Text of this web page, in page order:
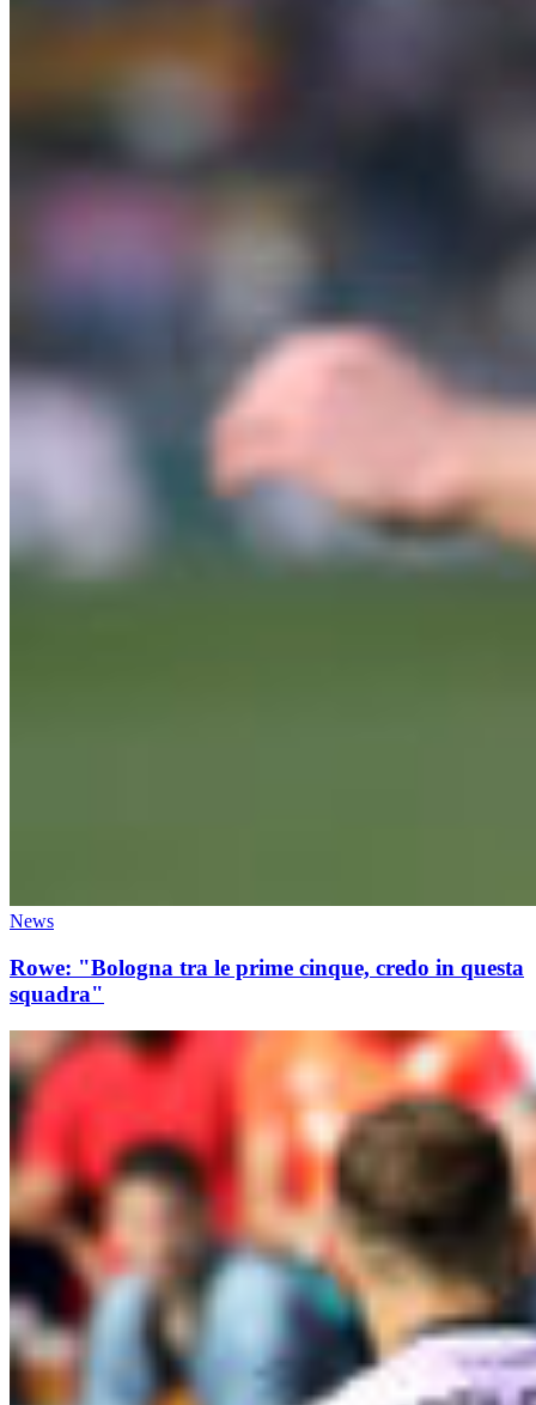
News
Rowe: "Bologna tra le prime cinque, credo in questa
squadra"